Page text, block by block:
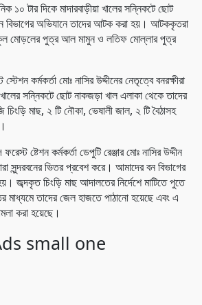
১০ টার দিকে মাদারবাড়ীয়া খালের সন্নিকটে ছোট
বিভাগের অভিযানে তাদের আটক করা হয়। আটককৃতরা
মোড়লের পুত্র আল মামুন ও লতিফ মোল্লার পুত্র
কর্মকর্তা মোঃ নাসির উদ্দীনের নেতৃত্বে বনরক্ষীরা
খালের সন্নিকটে ছোট নাকজড়া খাল এলাকা থেকে তাদের
মাছ, ২ টি নৌকা, ভেষালী জাল, ২ টি বৈঠাসহ
ফরেস্ট ষ্টেশন কর্মকর্তা ডেপুটি রেঞ্জার মোঃ নাসির উদ্দীন
সুন্দরবনের ভিতর প্রবেশ করে। আমাদের বন বিভাগের
জব্দকৃত চিংড়ি মাছ আদালতের নির্দেশে মাটিতে পুতে
মাধ্যমে তাদের জেল হাজতে পাঠানো হয়েছে এবং এ
করা হয়েছে।
small one